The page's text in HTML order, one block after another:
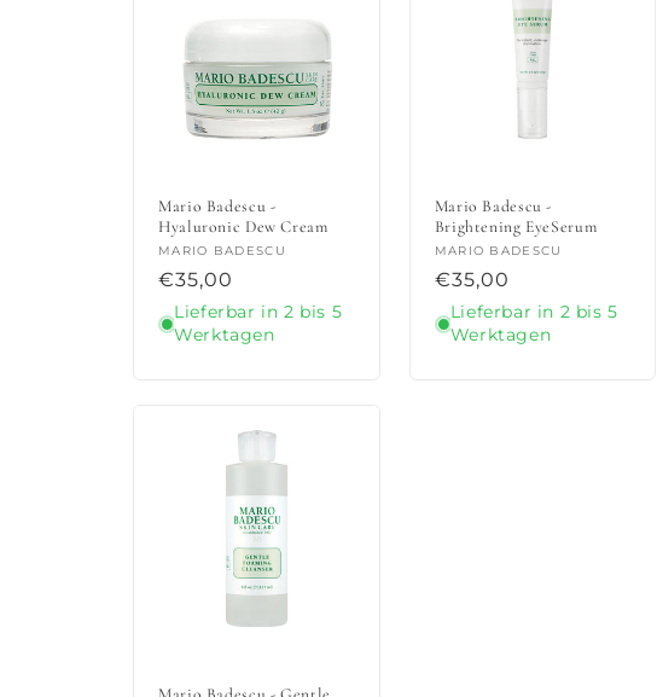
Mario Badescu -
Hyaluronic Dew Cream
Anbieter:
MARIO BADESCU
Normaler
Preis
€35,00
Lieferbar in 2 bis 5
Werktagen
Mario Badescu -
Brightening EyeSerum
Anbieter:
MARIO BADESCU
Normaler
Preis
€35,00
Lieferbar in 2 bis 5
Werktagen